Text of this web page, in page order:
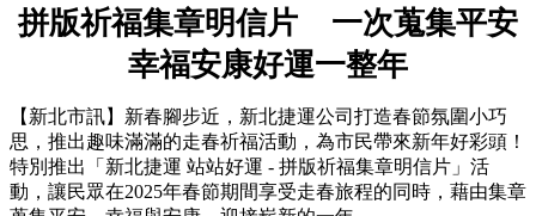
拼版祈福集章明信片 一次蒐集平安
幸福安康好運一整年
【新北市訊】新春腳步近，新北捷運公司打造春節氛圍小巧
思，推出趣味滿滿的走春祈福活動，為市民帶來新年好彩頭！
特別推出「新北捷運 站站好運 - 拼版祈福集章明信片」活
動，讓民眾在2025年春節期間享受走春旅程的同時，藉由集章